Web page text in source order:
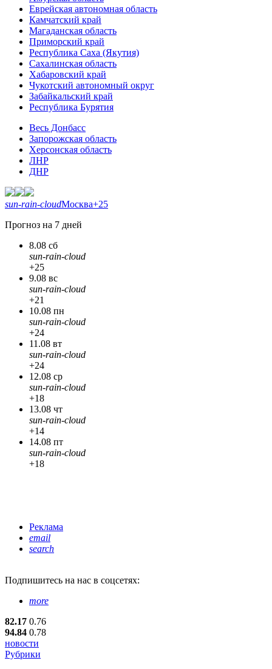
Еврейская автономная область
Камчатский край
Магаданская область
Приморский край
Республика Саха (Якутия)
Сахалинская область
Хабаровский край
Чукотский автономный округ
Забайкальский край
Республика Бурятия
Весь Донбасс
Запорожская область
Херсонская область
ЛНР
ДНР
sun-rain-cloudМосква+25
Прогноз на 7 дней
8.08 сб
sun-rain-cloud
+25
9.08 вс
sun-rain-cloud
+21
10.08 пн
sun-rain-cloud
+24
11.08 вт
sun-rain-cloud
+24
12.08 ср
sun-rain-cloud
+18
13.08 чт
sun-rain-cloud
+14
14.08 пт
sun-rain-cloud
+18
Реклама
email
search
Подпишитесь на нас в соцсетях:
more
82.17 0.76
94.84 0.78
новости
Рубрики